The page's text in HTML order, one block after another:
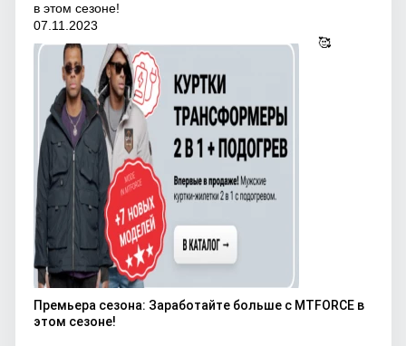
в этом сезоне!
07.11.2023
🥰
Премьера сезона: Заработайте больше с MTFORCE в
этом сезоне!